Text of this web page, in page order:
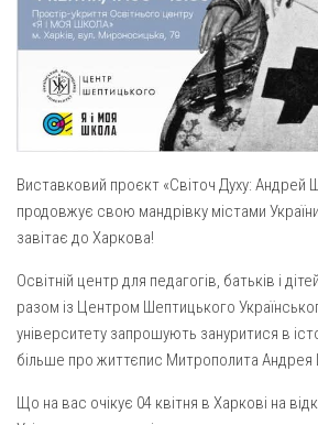
Вознесіння Господнього (м.
Пророка Іллі (смт. Білики)
Різдва Пресвятої Богородиці
Св. Апостола Андрія
Св. Миколая (с. Деменки)
Успіння Пресвятої Богородиці
Успіння Пресвятої Богородиці
Введення в храм Богородиці
Матері Божої Неустанної
Свято-Покровський монастир оо
Виставковий проєкт «Світоч Духу: Андрей
продовжує свою мандрівку містами
завітає до Харкова!
Освітній центр для педагогів, батьків і
разом із Центром Шептицького
університету запрошують зануритися в
більше про життєпис Митрополита
Що на вас очікує 04 квітня в Харкові на